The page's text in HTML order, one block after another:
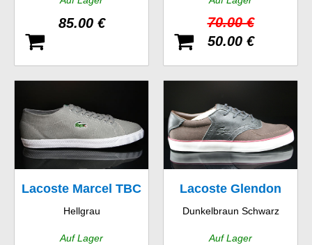
85.00 €
70.00 €
50.00 €
Lacoste Marcel TBC
SPM
Hellgrau
Auf Lager
Lacoste Glendon
Brogue SRM
Dunkelbraun Schwarz
Auf Lager